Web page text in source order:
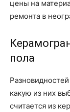
цены на
ремонта в
пола
какую из них
считается из